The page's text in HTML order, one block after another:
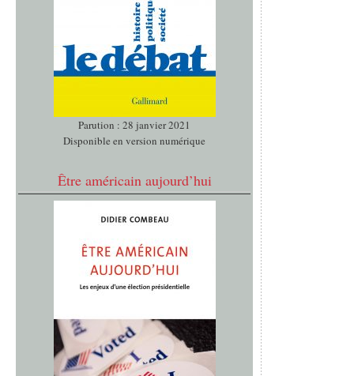
Parution : 28 janvier 2021
Disponible en version numérique
Être américain aujourd’hui